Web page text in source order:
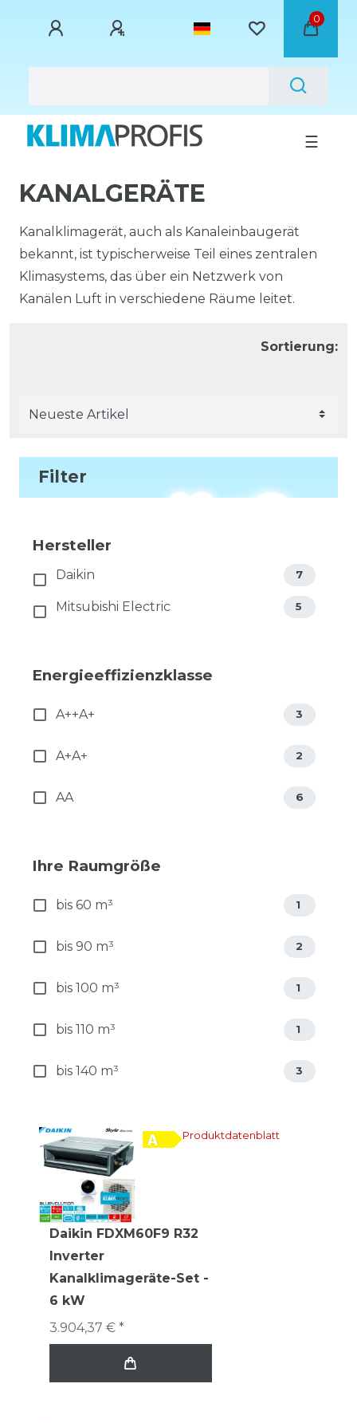
0
☰
KANALGERÄTE
Kanalklimagerät, auch als Kanaleinbaugerät
bekannt, ist typischerweise Teil eines zentralen
Klimasystems, das über ein Netzwerk von
Kanälen Luft in verschiedene Räume leitet.
Sortierung:
Filter
Hersteller
Daikin 7
Mitsubishi Electric 5
Energieeffizienzklasse
A++A+ 3
A+A+ 2
AA 6
Ihre Raumgröße
bis 60 m³ 1
bis 90 m³ 2
bis 100 m³ 1
bis 110 m³ 1
bis 140 m³ 3
Produktdatenblatt
Daikin FDXM60F9 R32
Inverter
Kanalklimageräte-Set -
6 kW
3.904,37 € *